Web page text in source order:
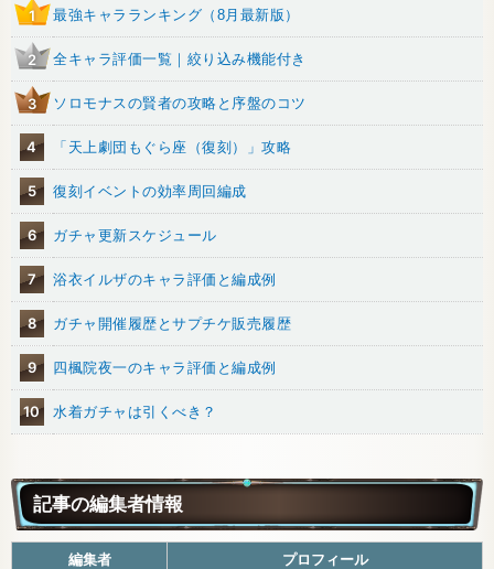
1 最強キャラランキング（8月最新版）
2 全キャラ評価一覧｜絞り込み機能付き
3 ソロモナスの賢者の攻略と序盤のコツ
4 「天上劇団もぐら座（復刻）」攻略
5 復刻イベントの効率周回編成
6 ガチャ更新スケジュール
7 浴衣イルザのキャラ評価と編成例
8 ガチャ開催履歴とサプチケ販売履歴
9 四楓院夜一のキャラ評価と編成例
10 水着ガチャは引くべき？
記事の編集者情報
編集者 プロフィール